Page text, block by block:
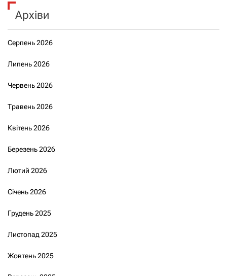
Архіви
Серпень 2026
Липень 2026
Червень 2026
Травень 2026
Квітень 2026
Березень 2026
Лютий 2026
Січень 2026
Грудень 2025
Листопад 2025
Жовтень 2025